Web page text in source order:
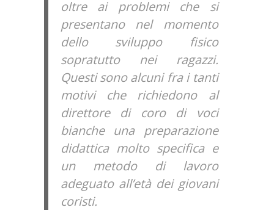
oltre ai problemi che si
presentano nel momento
dello sviluppo fisico
sopratutto nei ragazzi.
Questi sono alcuni fra i tanti
motivi che richiedono al
direttore di coro di voci
bianche una preparazione
didattica molto specifica e
un metodo di lavoro
adeguato all’età dei giovani
coristi.